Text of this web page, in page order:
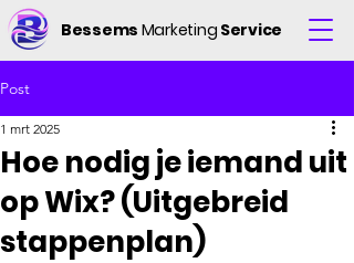
Bessems Marketing Service
Post
Hoe nodig je iemand uit
op Wix? (Uitgebreid
stappenplan)
1 mrt 2025